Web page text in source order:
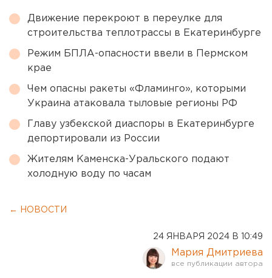
Движение перекроют в переулке для
строительства теплотрассы в Екатеринбурге
Режим БПЛА-опасности ввели в Пермском
крае
Чем опасны ракеты «Фламинго», которыми
Украина атаковала тыловые регионы РФ
Главу узбекской диаспоры в Екатеринбурге
депортировали из России
Жителям Каменска-Уральского подают
холодную воду по часам
← НОВОСТИ
24 ЯНВАРЯ 2024 В 10:49
Мария Дмитриева